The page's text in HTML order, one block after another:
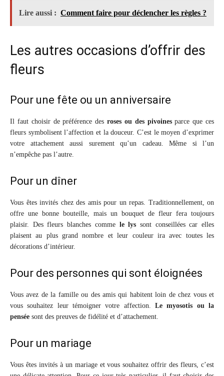
Lire aussi : Comment faire pour déclencher les règles ?
Les autres occasions d’offrir des
fleurs
Pour une fête ou un anniversaire
Il faut choisir de préférence des roses ou des pivoinesparce que ces
fleurs symbolisent l’affection et la douceur. C’est le moyen d’exprimer
votre attachement aussi surement qu’un cadeau. Même si l’un
n’empêche pas l’autre.
Pour un dîner
Vous êtes invités chez des amis pour un repas. Traditionnellement, on
offre une bonne bouteille, mais un bouquet de fleur fera toujours
plaisir. Des fleurs blanches commele lys sont conseillées car elles
plaisent au plus grand nombre et leur couleur ira avec toutes les
décorations d’intérieur.
Pour des personnes qui sont éloignées
Vous avez de la famille ou des amis qui habitent loin de chez vous et
vous souhaitez leur témoigner votre affection. Le myosotis ou la
pensée sont des preuves de fidélité et d’attachement.
Pour un mariage
Vous êtes invités à un mariage et vous souhaitez offrir des fleurs, c’est